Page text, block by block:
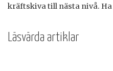
kräftskiva till nästa nivå.
Läsvärda artiklar